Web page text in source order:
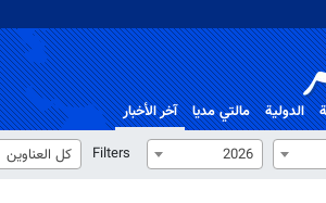
الدولية مالتي مدیا
آخر الأخبار
2026
Filters كل العناوين